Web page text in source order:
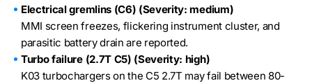
Electrical gremlins (C6) (Severity: medium)
MMI screen freezes, flickering instrument cluster, and
parasitic battery drain are reported.
Turbo failure (2.7T C5) (Severity: high)
K03 turbochargers on the C5 2.7T may fail between 80-